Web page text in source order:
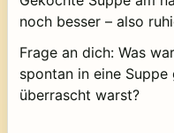
noch besser – also
Frage an dich: Was
spontan in eine
überrascht warst?